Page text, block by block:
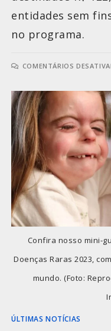
entidades sem
no programa.
COMENTÁRIOS
Confira nosso mini-
Doenças Raras 2023,
mundo. (Foto:
ÚLTIMAS NOTÍCIAS